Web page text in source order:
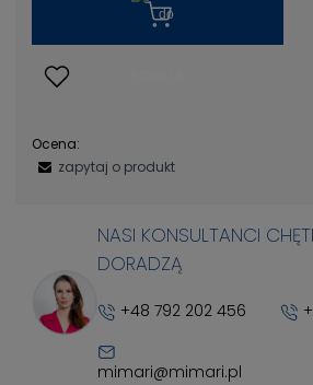
Ocena:
zapytaj o produkt
NASI KONSULTANCI
DORADZĄ
+48 792 202 456
mimari@mimari.pl